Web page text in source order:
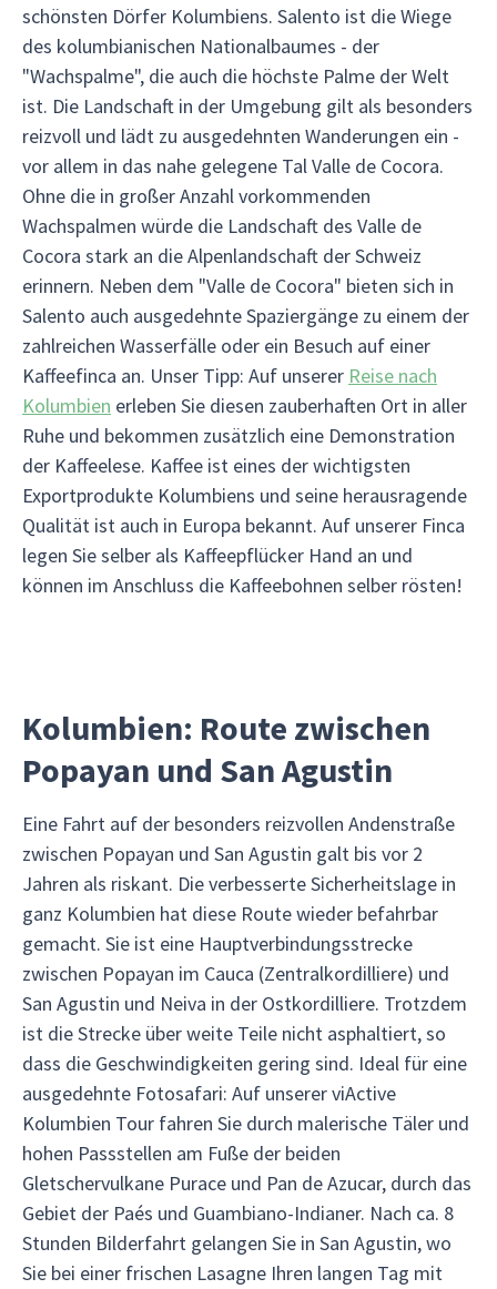
schönsten Dörfer Kolumbiens. Salento ist die Wiege
des kolumbianischen Nationalbaumes - der
"Wachspalme", die auch die höchste Palme der Welt
ist. Die Landschaft in der Umgebung gilt als besonders
reizvoll und lädt zu ausgedehnten Wanderungen ein -
vor allem in das nahe gelegene Tal Valle de Cocora.
Ohne die in großer Anzahl vorkommenden
Wachspalmen würde die Landschaft des Valle de
Cocora stark an die Alpenlandschaft der Schweiz
erinnern. Neben dem "Valle de Cocora" bieten sich in
Salento auch ausgedehnte Spaziergänge zu einem der
zahlreichen Wasserfälle oder ein Besuch auf einer
Kaffeefinca an. Unser Tipp: Auf unserer Reise nach
Kolumbien erleben Sie diesen zauberhaften Ort in aller
Ruhe und bekommen zusätzlich eine Demonstration
der Kaffeelese. Kaffee ist eines der wichtigsten
Exportprodukte Kolumbiens und seine herausragende
Qualität ist auch in Europa bekannt. Auf unserer Finca
legen Sie selber als Kaffeepflücker Hand an und
können im Anschluss die Kaffeebohnen selber rösten!
Kolumbien: Route zwischen
Popayan und San Agustin
Eine Fahrt auf der besonders reizvollen Andenstraße
zwischen Popayan und San Agustin galt bis vor 2
Jahren als riskant. Die verbesserte Sicherheitslage in
ganz Kolumbien hat diese Route wieder befahrbar
gemacht. Sie ist eine Hauptverbindungsstrecke
zwischen Popayan im Cauca (Zentralkordilliere) und
San Agustin und Neiva in der Ostkordilliere. Trotzdem
ist die Strecke über weite Teile nicht asphaltiert, so
dass die Geschwindigkeiten gering sind. Ideal für eine
ausgedehnte Fotosafari: Auf unserer viActive
Kolumbien Tour fahren Sie durch malerische Täler und
hohen Passstellen am Fuße der beiden
Gletschervulkane Purace und Pan de Azucar, durch das
Gebiet der Paés und Guambiano-Indianer. Nach ca. 8
Stunden Bilderfahrt gelangen Sie in San Agustin, wo
Sie bei einer frischen Lasagne Ihren langen Tag mit